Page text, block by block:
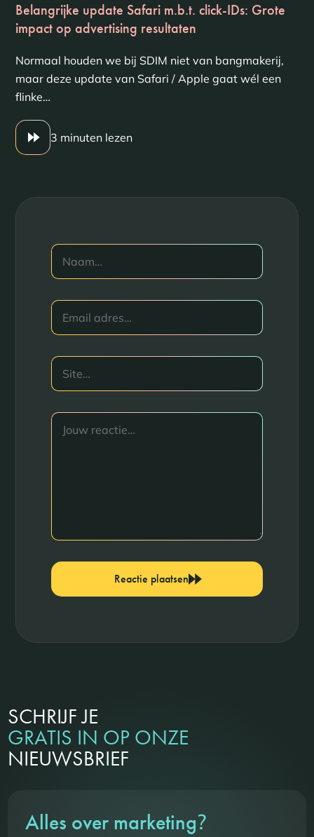
Belangrijke update Safari m.b.t. click-IDs: Grote
impact op advertising resultaten
Normaal houden we bij SDIM niet van bangmakerij,
maar deze update van Safari / Apple gaat wél een
flinke…
3 minuten lezen
Reactie plaatsen
SCHRIJF JE
GRATIS IN OP ONZE
NIEUWSBRIEF
Alles over marketing?